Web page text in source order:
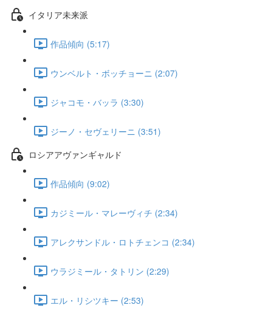
イタリア未来派
作品傾向 (5:17)
ウンベルト・ボッチョーニ (2:07)
ジャコモ・バッラ (3:30)
ジーノ・セヴェリーニ (3:51)
ロシアアヴァンギャルド
作品傾向 (9:02)
カジミール・マレーヴィチ (2:34)
アレクサンドル・ロトチェンコ (2:34)
ウラジミール・タトリン (2:29)
エル・リシツキー (2:53)